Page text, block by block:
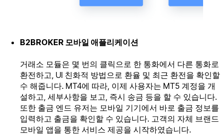
B2BROKER 모바일 애플리케이션
거래소 모듈은 몇 번의 클릭으로 한 통화에서 다른 통화로
환전하고, UI 친화적 방법으로 환율 및 최근 환전을 확인할
수 해줍니다. MT4에 따라, 이제 사용자는 MT5 계정을 개
설하고, 세부사항을 보고, 즉시 송금 등을 할 수 있습니다.
또한 출금 엔드 유저는 모바일 기기에서 바로 출금 정보를
입력하고 출금을 확인할 수 있습니다. 고객의 자체 브랜드
모바일 앱을 통한 서비스 제공을 시작하였습니다.